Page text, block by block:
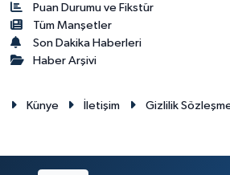
Puan Durumu ve Fikstür
Tüm Manşetler
Son Dakika Haberleri
Haber Arşivi
Künye İletişim Gizlilik